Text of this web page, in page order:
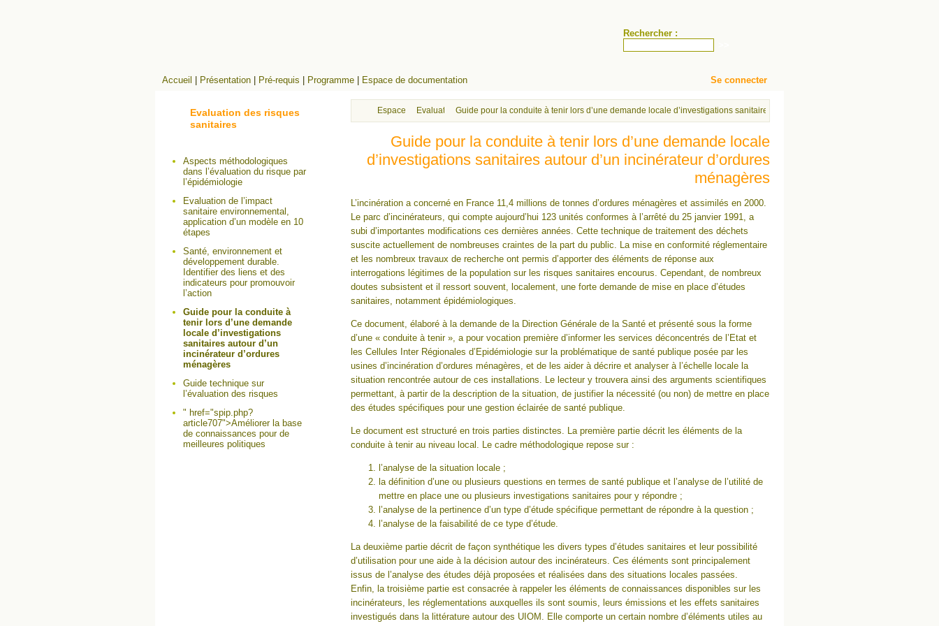
Rechercher :
Accueil Présentation Pré-requis Programme Espace de documentation Se connecter
Espace de documentation
Evaluation des risques sanitaires
Guide pour la conduite à tenir lors d’une demande locale d’investigations sanitaires autour d’un incinérateur d’ordures
Guide pour la conduite à tenir lors d’une demande locale
d’investigations sanitaires autour d’un incinérateur d’ordures
ménagères
L’incinération a concerné en France 11,4 millions de tonnes d’ordures ménagères et assimilés en 2000.
Le parc d’incinérateurs, qui compte aujourd’hui 123 unités conformes à l’arrêté du 25 janvier 1991, a
subi d’importantes modifications ces dernières années. Cette technique de traitement des déchets
suscite actuellement de nombreuses craintes de la part du public. La mise en conformité réglementaire
et les nombreux travaux de recherche ont permis d’apporter des éléments de réponse aux
interrogations légitimes de la population sur les risques sanitaires encourus. Cependant, de nombreux
doutes subsistent et il ressort souvent, localement, une forte demande de mise en place d’études
sanitaires, notamment épidémiologiques.
Ce document, élaboré à la demande de la Direction Générale de la Santé et présenté sous la forme
d’une « conduite à tenir », a pour vocation première d’informer les services déconcentrés de l’Etat et
les Cellules Inter Régionales d’Epidémiologie sur la problématique de santé publique posée par les
usines d’incinération d’ordures ménagères, et de les aider à décrire et analyser à l’échelle locale la
situation rencontrée autour de ces installations. Le lecteur y trouvera ainsi des arguments scientifiques
permettant, à partir de la description de la situation, de justifier la nécessité (ou non) de mettre en place
des études spécifiques pour une gestion éclairée de santé publique.
Le document est structuré en trois parties distinctes. La première partie décrit les éléments de la
conduite à tenir au niveau local. Le cadre méthodologique repose sur :
l’analyse de la situation locale ;
la définition d’une ou plusieurs questions en termes de santé publique et l’analyse de l’utilité de
mettre en place une ou plusieurs investigations sanitaires pour y répondre ;
l’analyse de la pertinence d’un type d’étude spécifique permettant de répondre à la question ;
l’analyse de la faisabilité de ce type d’étude.
La deuxième partie décrit de façon synthétique les divers types d’études sanitaires et leur possibilité
d’utilisation pour une aide à la décision autour des incinérateurs. Ces éléments sont principalement
issus de l’analyse des études déjà proposées et réalisées dans des situations locales passées.
Enfin, la troisième partie est consacrée à rappeler les éléments de connaissances disponibles sur les
incinérateurs, les réglementations auxquelles ils sont soumis, leurs émissions et les effets sanitaires
investigués dans la littérature autour des UIOM. Elle comporte un certain nombre d’éléments utiles au
Evaluation des risques
sanitaires
Aspects méthodologiques
dans l’évaluation du risque par
l’épidémiologie
Evaluation de l’impact
sanitaire environnemental,
application d’un modèle en 10
étapes
Santé, environnement et
développement durable.
Identifier des liens et des
indicateurs pour promouvoir
l’action
Guide pour la conduite à
tenir lors d’une demande
locale d’investigations
sanitaires autour d’un
incinérateur d’ordures
ménagères
Guide technique sur
l’évaluation des risques
" href="spip.php?
article707">Améliorer la base
de connaissances pour de
meilleures politiques